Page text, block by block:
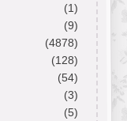
(1)
(9)
(4878)
(128)
(54)
(3)
(5)